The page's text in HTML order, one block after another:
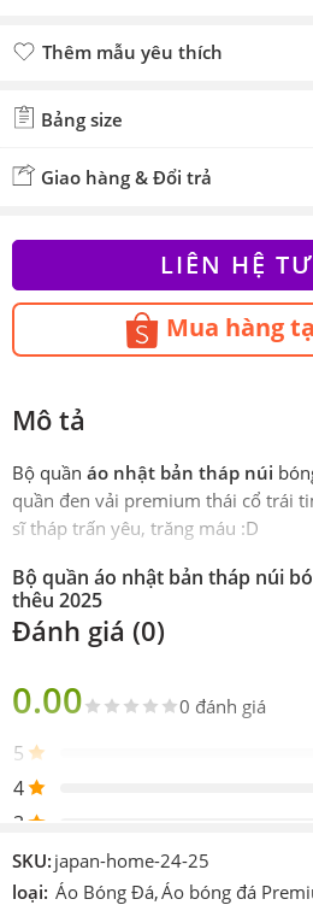
Thêm mẫu yêu thích
Bảng size
Giao hàng & Đổi trả
LIÊN HỆ
Mua hàng
Mô tả
Bộ quần áo nhật bản tháp núi
quần đen vải premium thái cổ trái
sĩ tháp trấn yêu, trăng máu :D
Bộ quần áo nhật bản tháp núi
thêu 2025
Phiên
Thái Premium
Sản
Gồm 1 áo 1 quần
Thiết
kế
Chi tiết
Đánh giá (0)
0.00 0 đánh giá
5
4
3
2
1
SKU: japan-home-24-25
loại: Áo Bóng Đá,Áo bóng đá